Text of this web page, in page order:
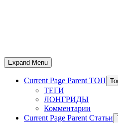
Expand Menu
Current Page Parent ТОП
ТЕГИ
ЛОНГРИДЫ
Комментарии
Current Page Parent Статьи